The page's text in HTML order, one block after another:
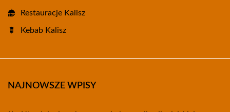
Restauracje Kalisz
Kebab Kalisz
NAJNOWSZE WPISY